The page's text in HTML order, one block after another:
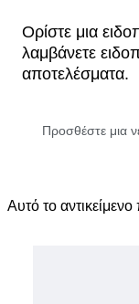
Ορίστε μια
λαμβάνετε
αποτελέσματα.
Αυτό το